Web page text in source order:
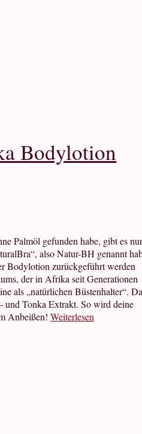
Bodylotion
Palmöl gefunden habe, gibt es
also Natur-BH genannt
Bodylotion zurückgeführt werden
der in Afrika seit Generationen
als „natürlichen Büstenhalter“.
und Tonka Extrakt. So wird deine
Anbeißen! Weiterlesen